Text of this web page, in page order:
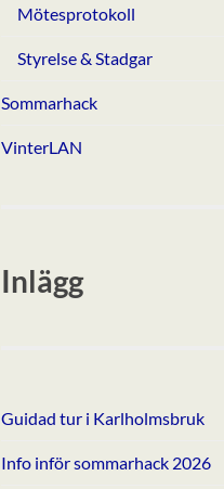
Mötesprotokoll
Styrelse & Stadgar
Sommarhack
VinterLAN
Inlägg
Guidad tur i Karlholmsbruk
Info inför sommarhack 2026